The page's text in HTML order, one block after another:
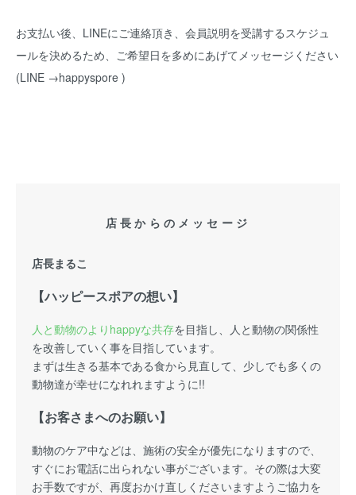
お支払い後、LINEにご連絡頂き、会員説明を受講するスケジュ
ールを決めるため、ご希望日を多めにあげてメッセージください
(LINE →happyspore )
店長からのメッセージ
店長まるこ
【ハッピースポアの想い】
人と動物のよりhappyな共存を目指し、人と動物の関係性
を改善していく事を目指しています。
まずは生きる基本である食から見直して、少しでも多くの
動物達が幸せになれれますように!!
【お客さまへのお願い】
動物のケア中などは、施術の安全が優先になりますので、
すぐにお電話に出られない事がございます。その際は大変
お手数ですが、再度おかけ直しくださいますようご協力を